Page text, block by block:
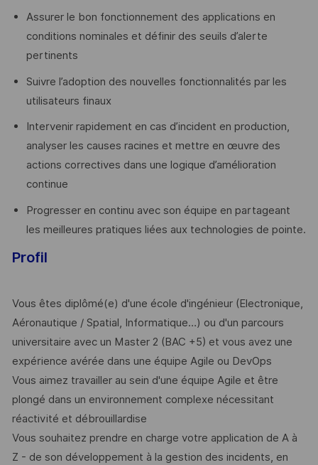
Assurer le bon fonctionnement des applications en
conditions nominales et définir des seuils d’alerte
pertinents
Suivre l’adoption des nouvelles fonctionnalités par les
utilisateurs finaux
Intervenir rapidement en cas d’incident en production,
analyser les causes racines et mettre en œuvre des
actions correctives dans une logique d’amélioration
continue
Progresser en continu avec son équipe en partageant
les meilleures pratiques liées aux technologies de pointe.
Profil
Vous êtes diplômé(e) d'une école d'ingénieur (Electronique,
Aéronautique / Spatial, Informatique…) ou d'un parcours
universitaire avec un Master 2 (BAC +5) et vous avez une
expérience avérée dans une équipe Agile ou DevOps
Vous aimez travailler au sein d'une équipe Agile et être
plongé dans un environnement complexe nécessitant
réactivité et débrouillardise
Vous souhaitez prendre en charge votre application de A à
Z - de son développement à la gestion des incidents, en